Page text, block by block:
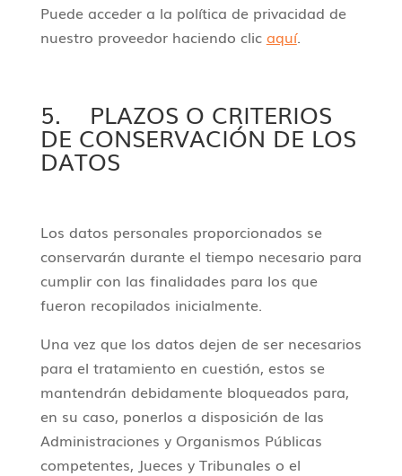
Puede acceder a la política de privacidad de
nuestro proveedor haciendo clic aquí.
5. PLAZOS O CRITERIOS
DE CONSERVACIÓN DE LOS
DATOS
Los datos personales proporcionados se
conservarán durante el tiempo necesario para
cumplir con las finalidades para los que
fueron recopilados inicialmente.
Una vez que los datos dejen de ser necesarios
para el tratamiento en cuestión, estos se
mantendrán debidamente bloqueados para,
en su caso, ponerlos a disposición de las
Administraciones y Organismos Públicas
competentes, Jueces y Tribunales o el